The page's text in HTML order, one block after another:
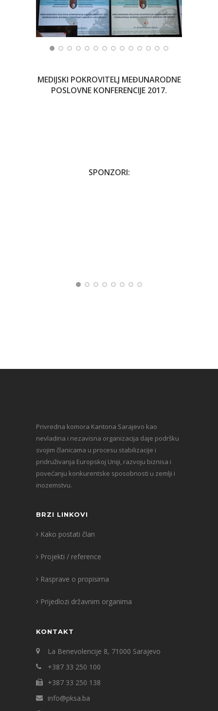
MEDIJSKI POKROVITELJ MEĐUNARODNE
POSLOVNE KONFERENCIJE 2017.
SPONZORI:
Privredna komora Kantona Sarajevo kao
nevladina i nezavisna organizacija daje podršku
svojim članicama u procesu stabilizacije i
pridruživanja Europskoj Uniji, razvoju biznisa i
povećanju konkurentske sposobnosti u zemlji i
inozemstvu.
BRZI LINKOVI
Kako postati član
Projekti / reference
Rasprave o propisima
Prijedlozi državnim organima
KONTAKT
La Benevolencije 8, 71000 Sarajevo
+387 33 250 100
+387 33 250 138
info@pksa.ba